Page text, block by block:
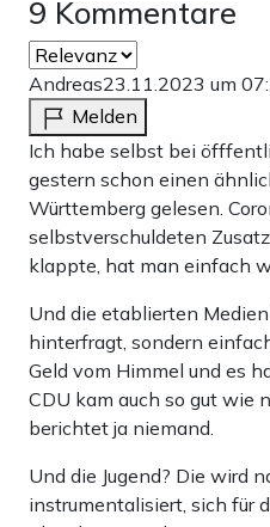
„Sondervermögen
Falle einer Klage zu
Bandbreite der aus ihm
energetischer Sanierung bis
Konstruktion eines
Kartenhaus enttarnt. Erst
Berlins CDU-Fraktionschef
mit dem Notstandsgeld ja
bauen. Mit unmittelbarer
Vorschlag offenkundig
Sollte sich Berlins
schlecht um das „Pet
9 Kommentare
Andreas23.11.2023 um
Melden
Ich habe selbst bei
gestern schon einen
Württemberg gelesen.
selbstverschuldeten
klappte, hat man einfach
Und die etablierten
hinterfragt, sondern
Geld vom Himmel und es
CDU kam auch so gut wie
berichtet ja niemand.
Und die Jugend? Die wird
instrumentalisiert, sich für